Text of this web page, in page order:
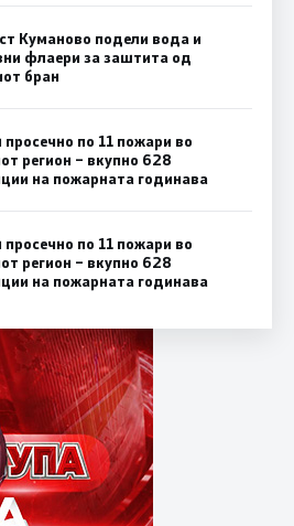
Куманово подели вода и
флаери за заштита од
бран
просечно по 11 пожари во
регион – вкупно 628
на пожарната годинава
просечно по 11 пожари во
регион – вкупно 628
на пожарната годинава